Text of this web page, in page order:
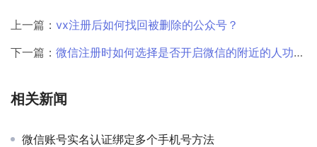
上一篇： vx注册后如何找回被删除的公众号？
下一篇： 微信注册时如何选择是否开启微信的附近的人功能？
相关新闻
微信账号实名认证绑定多个手机号方法